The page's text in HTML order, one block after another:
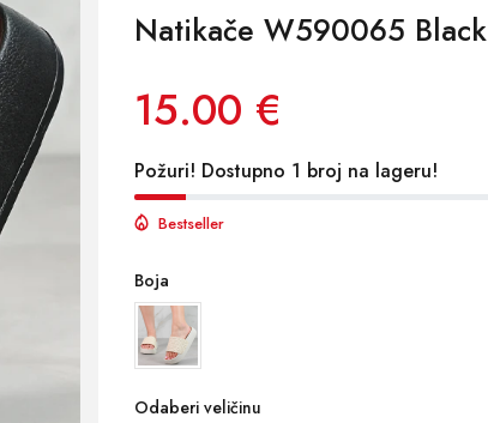
Natikače W590065 Black
15.00 €
Požuri! Dostupno 1 broj na lageru!
Bestseller
Boja
Odaberi veličinu